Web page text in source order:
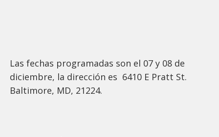
Las fechas programadas son el 07 y 08 de
diciembre, la dirección es 6410 E Pratt St.
Baltimore, MD, 21224.